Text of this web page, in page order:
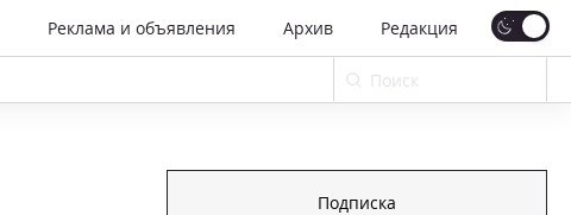
Реклама и объявления Архив Редакция
Подписка